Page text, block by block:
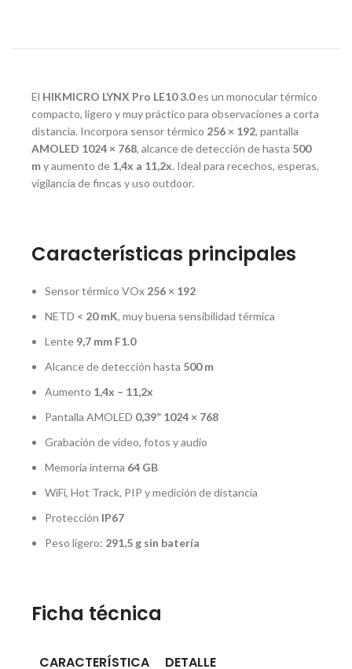
El HIKMICRO LYNX Pro LE10 3.0es un monocular térmico
compacto, ligero y muy práctico para observaciones a corta
distancia. Incorpora sensor térmico 256 × 192, pantalla
AMOLED 1024 × 768, alcance de detección de hasta 500
my aumento de 1,4x a 11,2x. Ideal para recechos, esperas,
vigilancia de fincas y uso outdoor.
Características principales
Sensor térmico VOx 256 × 192
NETD < 20 mK, muy buena sensibilidad térmica
Lente 9,7 mm F1.0
Alcance de detección hasta 500 m
Aumento 1,4x – 11,2x
Pantalla AMOLED 0,39” 1024 × 768
Grabación de vídeo, fotos y audio
Memoria interna 64 GB
WiFi, Hot Track, PIP y medición de distancia
Protección IP67
Peso ligero: 291,5 g sin batería
Ficha técnica
CARACTERÍSTICA DETALLE